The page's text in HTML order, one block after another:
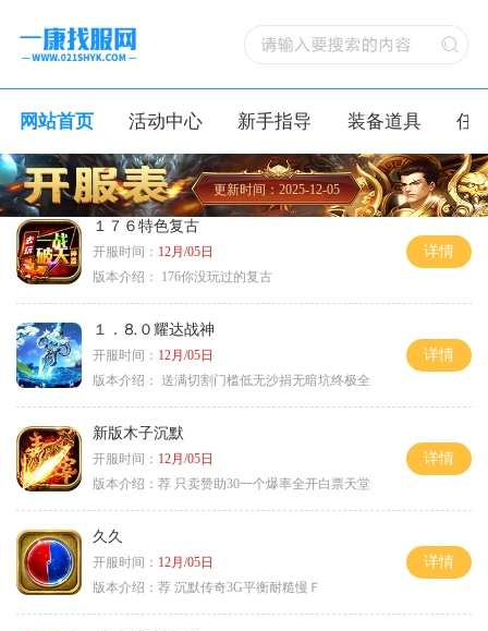
网站首页 活动中心 新手指导 装备道具 任
更新时间：2025-12-05
１７６特色复古
开服时间： 12月/05日
版本介绍：
176你没玩过的复古
详情
１．⒏０耀达战神
开服时间： 12月/05日
版本介绍： 送满切割门槛低无沙捐无暗坑终极全
详情
新版木子沉默
开服时间： 12月/05日
版本介绍： 荐 只卖赞助30一个爆率全开白票天堂
详情
久久
开服时间： 12月/05日
版本介绍： 荐 沉默传奇3G平衡耐糙慢Ｆ
详情